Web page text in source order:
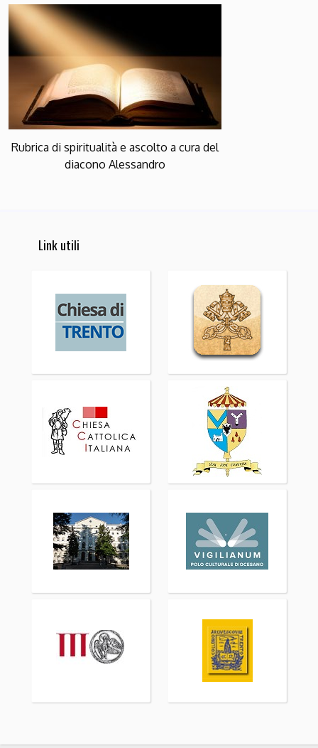
Rubrica di spiritualità e ascolto a cura del
diacono Alessandro
Link utili